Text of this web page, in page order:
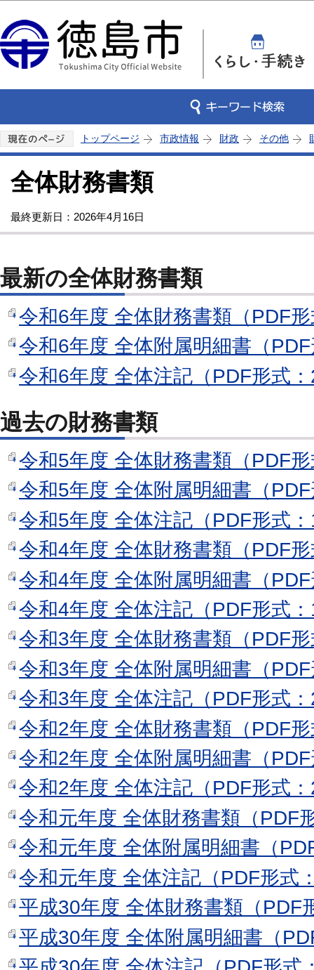
トップページ 市政情報 財政 その他
全体財務書類
最終更新日：2026年4月16日
最新の全体財務書類
令和6年度 全体財務書類（PDF
令和6年度 全体附属明細書（
令和6年度 全体注記（PDF形式
過去の財務書類
令和5年度 全体財務書類（PDF
令和5年度 全体附属明細書（
令和5年度 全体注記（PDF形式
令和4年度 全体財務書類（PDF
令和4年度 全体附属明細書（
令和4年度 全体注記（PDF形式
令和3年度 全体財務書類（PDF
令和3年度 全体附属明細書（
令和3年度 全体注記（PDF形式
令和2年度 全体財務書類（PDF
令和2年度 全体附属明細書（
令和2年度 全体注記（PDF形式
令和元年度 全体財務書類（PDF
令和元年度 全体附属明細書（
令和元年度 全体注記（PDF形式
平成30年度 全体財務書類（PDF
平成30年度 全体附属明細書（